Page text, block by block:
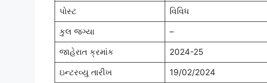
પોસ્ટ વિવિધ
કુલ જગ્યા –
જાહેરાત ક્રમાંક 2024-25
ઇન્ટરવ્યુ તારીખ 19/02/2024